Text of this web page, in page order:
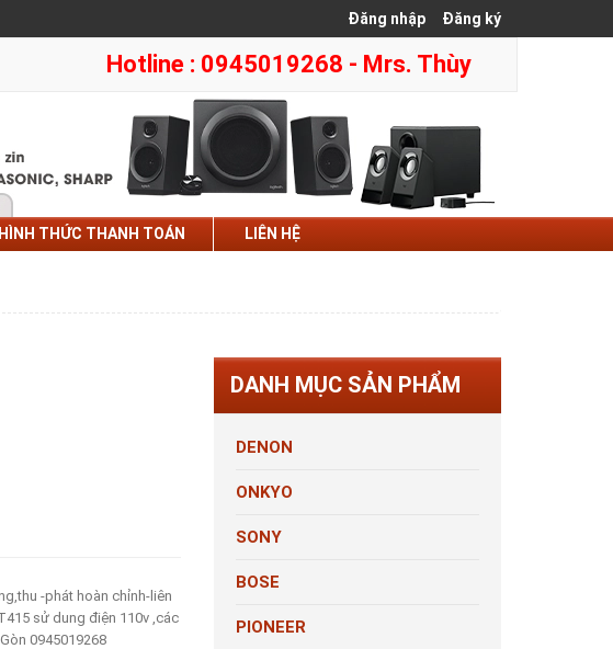
Đăng nhập Đăng ký
Hotline : 0945019268 - Mrs. Thùy
HÌNH THỨC THANH TOÁN LIÊN HỆ
-phát hoàn chỉnh-liên
sử dung điện 110v ,các
0945019268
DANH MỤC SẢN PHẨM
DENON
ONKYO
SONY
BOSE
PIONEER